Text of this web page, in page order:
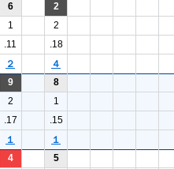
6 2
1
2
.11
.18
２ ４
9 8
2
1
.17
.15
１ １
4 5